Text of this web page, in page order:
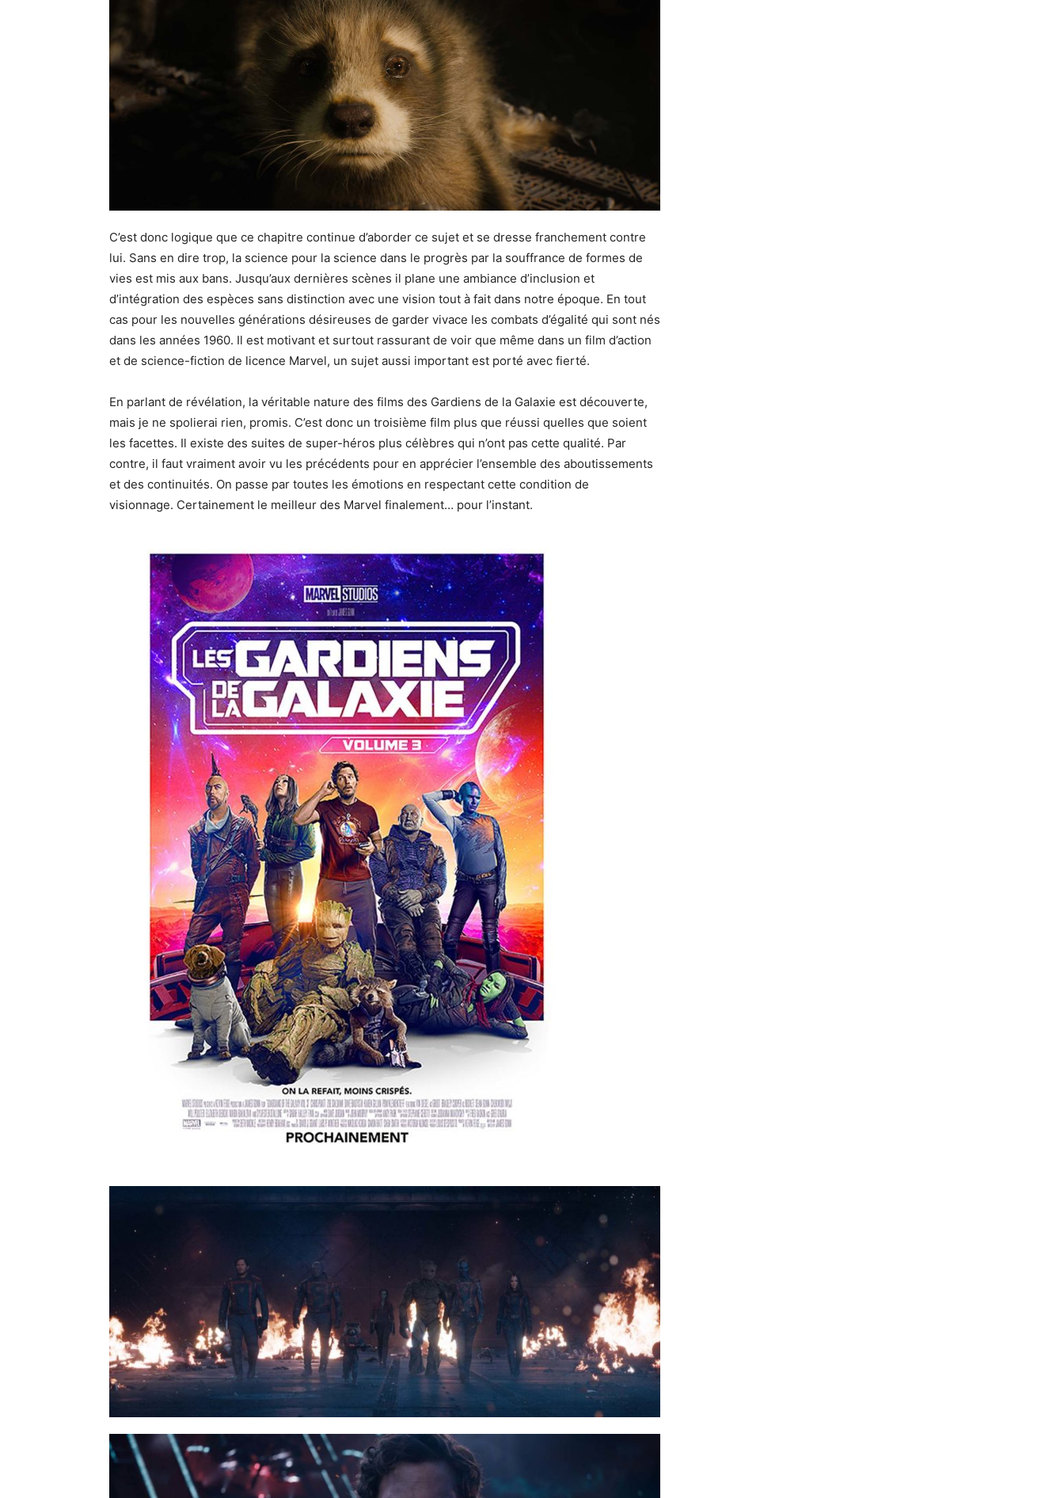
C’est donc logique que ce chapitre continue d’aborder ce sujet et se dresse franchement contre
lui. Sans en dire trop, la science pour la science dans le progrès par la souffrance de formes de
vies est mis aux bans. Jusqu’aux dernières scènes il plane une ambiance d’inclusion et
d’intégration des espèces sans distinction avec une vision tout à fait dans notre époque. En tout
cas pour les nouvelles générations désireuses de garder vivace les combats d’égalité qui sont nés
dans les années 1960. Il est motivant et surtout rassurant de voir que même dans un film d’action
et de science-fiction de licence Marvel, un sujet aussi important est porté avec fierté.
En parlant de révélation, la véritable nature des films des Gardiens de la Galaxie est découverte,
mais je ne spolierai rien, promis. C’est donc un troisième film plus que réussi quelles que soient
les facettes. Il existe des suites de super-héros plus célèbres qui n’ont pas cette qualité. Par
contre, il faut vraiment avoir vu les précédents pour en apprécier l’ensemble des aboutissements
et des continuités. On passe par toutes les émotions en respectant cette condition de
visionnage. Certainement le meilleur des Marvel finalement… pour l’instant.